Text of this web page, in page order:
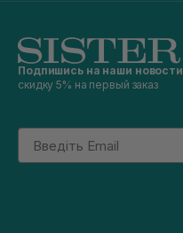
Подпишись на наши новости
скидку 5% на первый заказ
Email